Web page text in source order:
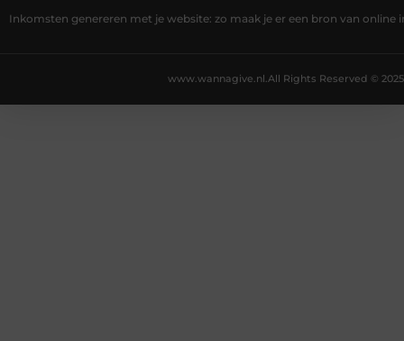
Inkomsten genereren met je website: zo maak je er een bron van online
All Rights Reserved © 2025
www.wannagive.nl.